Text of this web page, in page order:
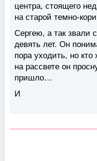
центра, стоящего
на старой темно-
Сергею, а так звали
девять лет. Он
пора уходить, но кто
на рассвете он
пришло…
И